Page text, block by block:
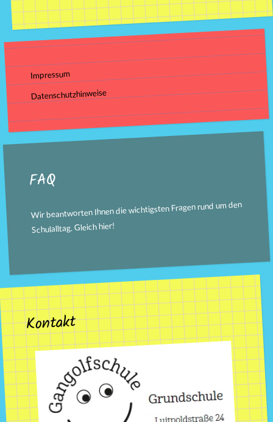
Impressum
Datenschutzhinweise
FAQ
Wir beantworten Ihnen die wichtigsten Fragen rund um den
Schulalltag. Gleichhier!
Kontakt